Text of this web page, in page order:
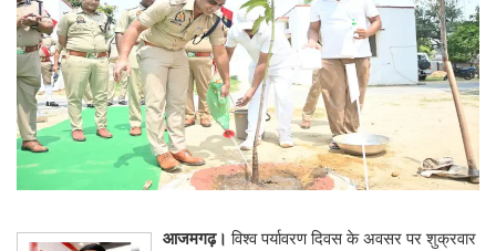
आजमगढ़। विश्व पर्यावरण दिवस के अवसर पर शुक्रवार